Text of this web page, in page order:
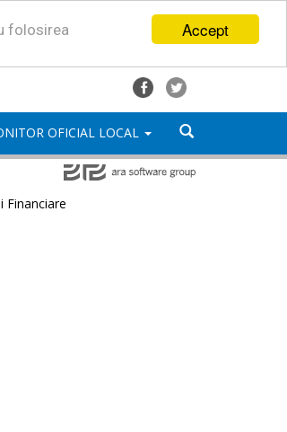
Accept
folosirea
OFICIAL LOCAL
Financiare